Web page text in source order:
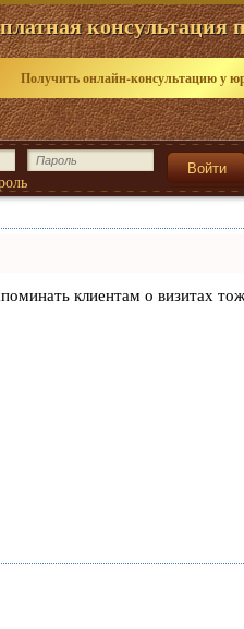
консультация
Получить онлайн-консультацию у
клиентам о визитах